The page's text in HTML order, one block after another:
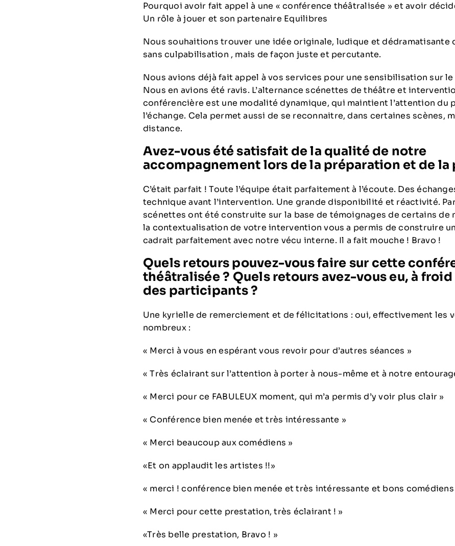
Pourquoi avoir fait appel à une « conférence théâtralisée » et avoir
Un rôle à jouer et son partenaire Equilibres
Nous souhaitions trouver une idée originale, ludique et dédramatisante
sans culpabilisation , mais de façon juste et percutante.
Nous avions déjà fait appel à vos services pour une sensibilisation sur le
Nous en avions été ravis. L’alternance scénettes de théâtre et
conférencière est une modalité dynamique, qui maintient l’attention du
l’échange. Cela permet aussi de se reconnaitre, dans certaines scènes,
distance.
Avez-vous été satisfait de la qualité de notre
accompagnement lors de la préparation et de la
C’était parfait ! Toute l’équipe était parfaitement à l’écoute. Des
technique avant l’intervention. Une grande disponibilité et réactivité.
scénettes ont été construite sur la base de témoignages de certains de
la contextualisation de votre intervention vous a permis de construire
cadrait parfaitement avec notre vécu interne. Il a fait mouche ! Bravo !
Quels retours pouvez-vous faire sur cette
théâtralisée ? Quels retours avez-vous eu, à froid
des participants ?
Une kyrielle de remerciement et de félicitations : oui, effectivement les
nombreux :
« Merci à vous en espérant vous revoir pour d’autres séances »
« Très éclairant sur l’attention à porter à nous-même et à notre
« Merci pour ce FABULEUX moment, qui m’a permis d’y voir plus clair »
« Conférence bien menée et très intéressante »
« Merci beaucoup aux comédiens »
«Et on applaudit les artistes !!»
« merci ! conférence bien menée et très intéressante et bons comédiens
« Merci pour cette prestation, très éclairant ! »
«Très belle prestation, Bravo ! »